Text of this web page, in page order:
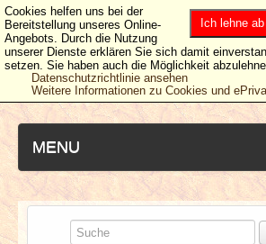
MENU
NEUESTE ARTIKEL
Ich lehne ab
Cookies helfen uns bei der
Bereitstellung unseres Online-
Angebots. Durch die Nutzung
unserer Dienste erklären Sie sich damit
setzen. Sie haben auch die Möglichkeit
Datenschutzrichtlinie ansehen
Weitere Informationen zu Cookies und